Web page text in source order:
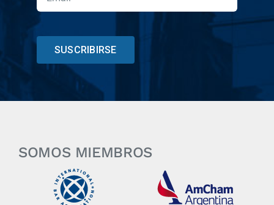
SUSCRIBIRSE
SOMOS MIEMBROS